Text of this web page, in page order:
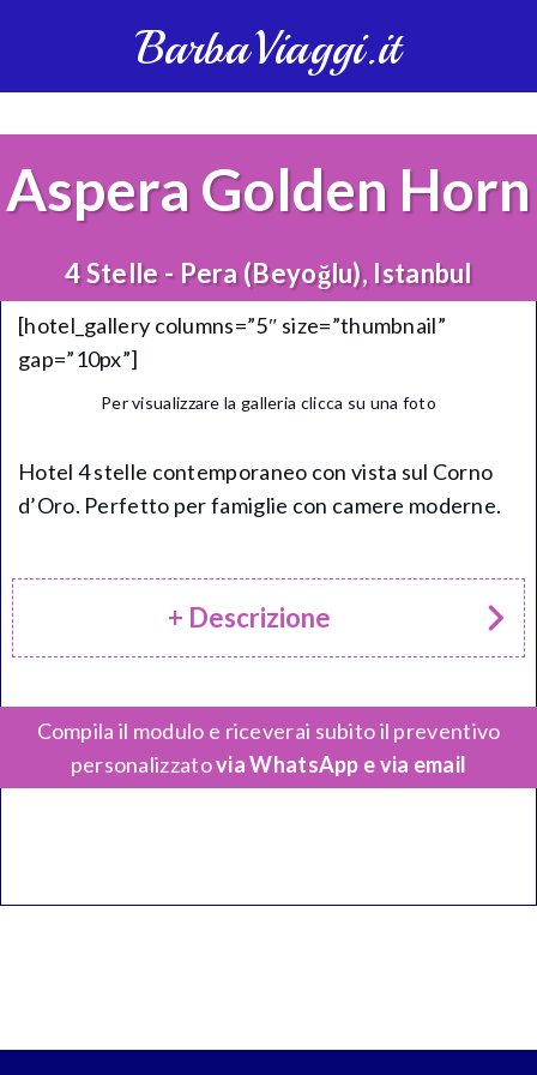
BarbaViaggi.it
Aspera Golden Horn
4 Stelle - Pera (Beyoğlu), Istanbul
[hotel_gallery columns=”5″ size=”thumbnail”
gap=”10px”]
Per visualizzare la galleria clicca su una foto
Hotel 4 stelle contemporaneo con vista sul Corno
d’Oro. Perfetto per famiglie con camere moderne.
+ Descrizione
Compila il modulo e riceverai subito il preventivo
personalizzatovia WhatsApp e via email